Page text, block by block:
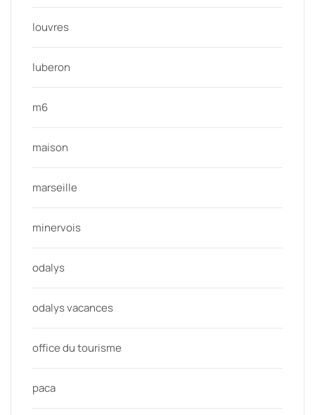
louvres
luberon
m6
maison
marseille
minervois
odalys
odalys vacances
office du tourisme
paca